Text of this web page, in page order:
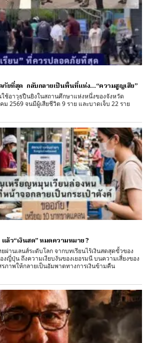
ภัยที่สุด กลับกลายเป็นพื้นที่แห่ง…“ความสูญเสีย”
ช้อาวุธปืนยิงในสถานศึกษาแห่งหนึ่งของจังหวัด
นนทบุรี เมื่อวันที่ 7 สิงหาคม 2569 จนมีผู้เสียชีวิต 9 ราย และบาดเจ็บ 22 ราย
ล้ว“เงินสด” หมดความหมาย ?
ผ่านเลนส์ระดับโลก จากบทเรียนไร้เงินสดสุดขั้วของ
ญี่ปุ่น ถึงความเงียบงันของเยอรมนี บนความเสี่ยงของ
รภาพให้กลายเป็นอัมพาตทางการเงินข้ามคืน